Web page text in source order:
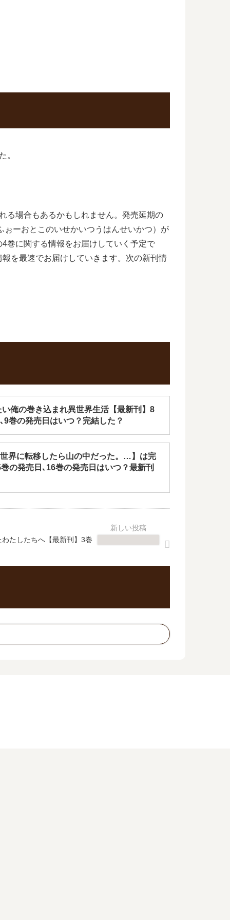
。
る場合もあるかもしれません。発売延期の
ーおとこのいせかいつうはんせいかつ）が
巻に関する情報をお届けしていく予定で
を最速でお届けしていきます。次の新刊情
俺の巻き込まれ異世界生活【最新刊】8
9巻の発売日はいつ？完結した？
界に転移したら山の中だった。…】は完
の発売日､16巻の発売日はいつ？最新刊
たしたちへ【最新刊】3巻